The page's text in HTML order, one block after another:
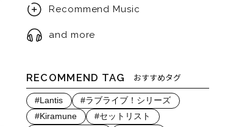
Recommend Music
and more
RECOMMEND TAG おすすめタグ
#Lantis
#ラブライブ！シリーズ
#Kiramune
#セットリスト